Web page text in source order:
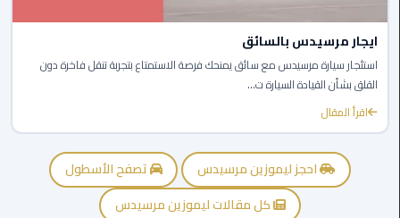
الجديدة
ليموزين
المقطم
المعادي
ايجار مرسيدس بالسائق
استئجار سيارة مرسيدس مع سائق يمنحك فرصة الاستمتاع بتجربة تنقل فاخرة دون
القلق بشأن القيادة السيارة ت...
اقرأ المقال
احجز ليموزين مرسيدس
تصفح الأسطول
كل مقالات ليموزين مرسيدس